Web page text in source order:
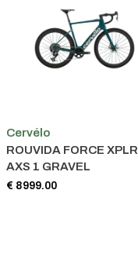
Cervélo
ROUVIDA FORCE XPLR
AXS 1 GRAVEL
€ 8999.00